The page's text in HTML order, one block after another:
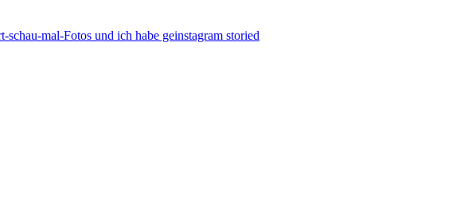
mal-Fotos und ich habe geinstagram storied